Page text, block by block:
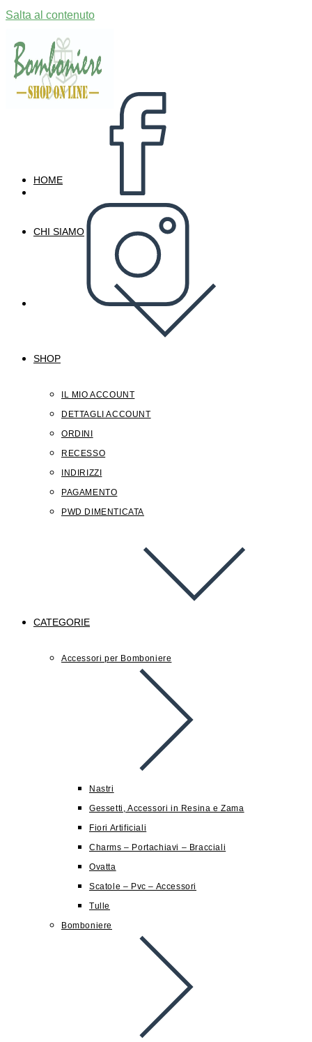
Salta al contenuto
HOME
CHI SIAMO
SHOP
IL MIO ACCOUNT
DETTAGLI ACCOUNT
ORDINI
RECESSO
INDIRIZZI
PAGAMENTO
PWD DIMENTICATA
CATEGORIE
Accessori per Bomboniere
Nastri
Gessetti, Accessori in Resina e Zama
Fiori Artificiali
Charms – Portachiavi – Bracciali
Ovatta
Scatole – Pvc – Accessori
Tulle
Bomboniere